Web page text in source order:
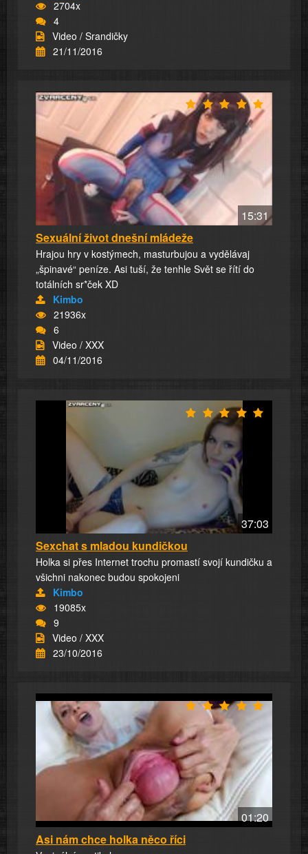
2704x
4
Video / Srandičky
21/11/2016
15:31
Sexuální život dnešní mládeže
Hrajou hry v kostýmech, masturbujou a vydělávaj
„špinavé“ peníze. Asi tuší, že tenhle Svět se řítí do
totálních sr*ček XD
Kimbo
21936x
6
Video / XXX
04/11/2016
37:03
Sexchat s mladou kundičkou
Holka si přes Internet trochu promastí svojí kundičku a
všichni nakonec budou spokojeni
Kimbo
19085x
9
Video / XXX
23/10/2016
01:20
Asi nám chce holka něco říci